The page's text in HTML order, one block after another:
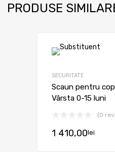
PRODUSE
SECURITATE
Scaun pentru
Vârsta 0-15 luni
(0
1 410,00lei